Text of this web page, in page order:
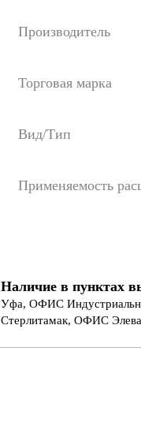
Производитель
Торговая марка
Вид/Тип
Применяемость
Наличие в пунктах
Уфа, ОФИС
Стерлитамак, ОФИС